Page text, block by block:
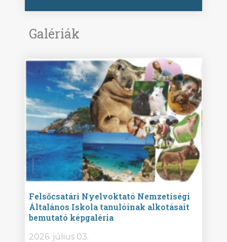
Galériák
Felsőcsatári Nyelvoktató Nemzetiségi
Általános Iskola tanulóinak alkotásait
bemutató képgaléria
2026. július 03.